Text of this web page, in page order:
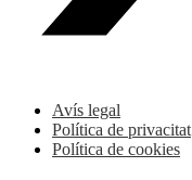
Avís legal
Política de privacitat
Política de cookies